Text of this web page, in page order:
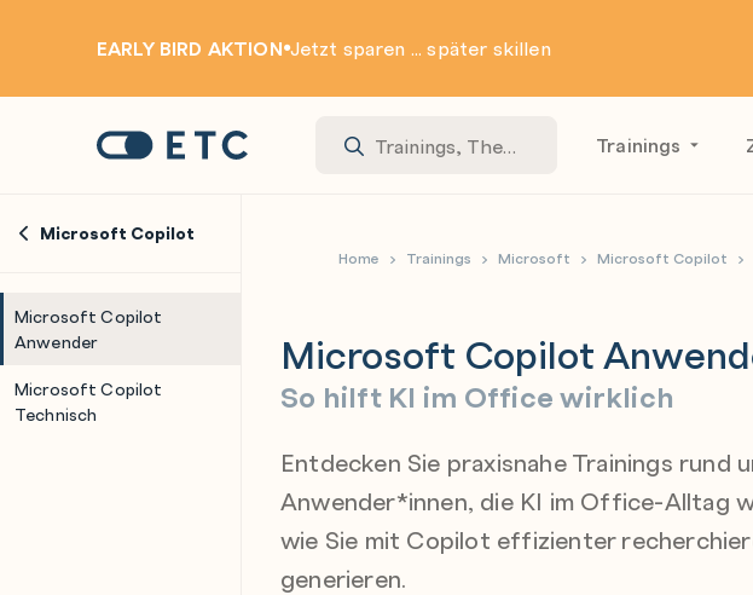
EARLY BIRD AKTION Jetzt sparen ... später skillen
Startseite: ETC Trainings
Home Trainings Microsoft Microsoft Copilot
Microsoft Copilot
Microsoft Copilot
Anwender
Microsoft Copilot
Technisch
Microsoft Copilot
So hilft KI im Office wirklich
Entdecken Sie praxisnahe Trainings rund
Anwender*innen, die KI im Office-Alltag
wie Sie mit Copilot effizienter
generieren.